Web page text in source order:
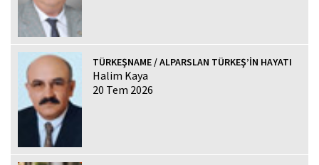
TÜRKEŞNAME / ALPARSLAN TÜRKEŞ’İN HAYATI
Halim Kaya
20 Tem 2026